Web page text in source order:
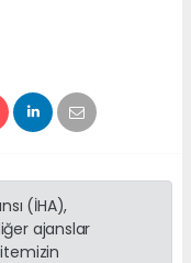
(İHA),
ajanslar